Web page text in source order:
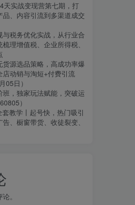
天实战变现营第七期，打
、内容引流到多渠道成交
与税务优化实战，从行业合
理增值税、企业所得税、
源选品策略，高成功率爆
店动销与淘短+付费引流
05日）
，独家玩法赋能，突破运
）
教学丨起号快，热门吸引
、橱窗带货、收徒裂变、
。